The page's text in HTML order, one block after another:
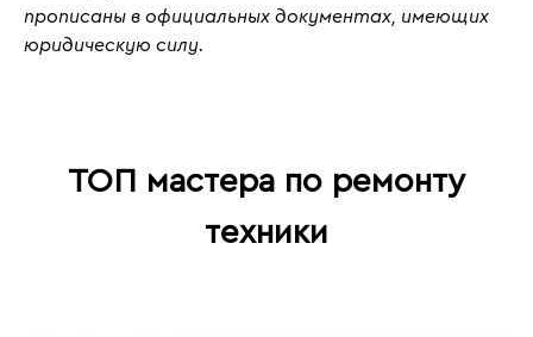
прописаны в официальных документах, имеющих
юридическую силу.
ТОП мастера по ремонту
техники